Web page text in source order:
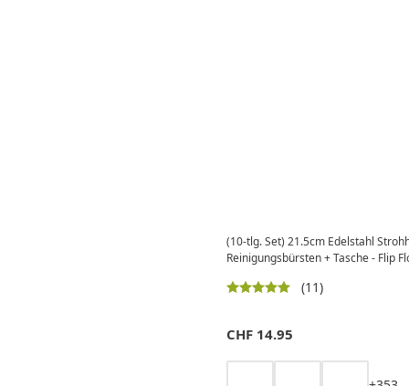
(10-tlg. Set) 21.5cm Edelstahl
Reinigungsbürsten + Tasche - Flip
(11)
CHF 14.95